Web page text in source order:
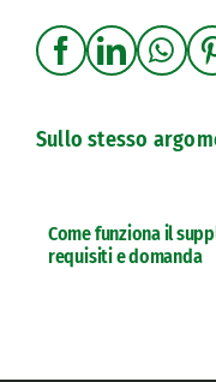
Sullo stesso
Come funziona il
requisiti e domanda